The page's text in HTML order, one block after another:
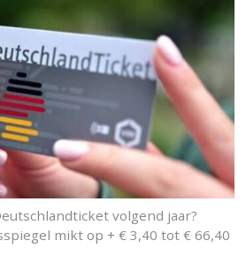
volgend jaar?
mikt op + € 3,40 tot € 66,40